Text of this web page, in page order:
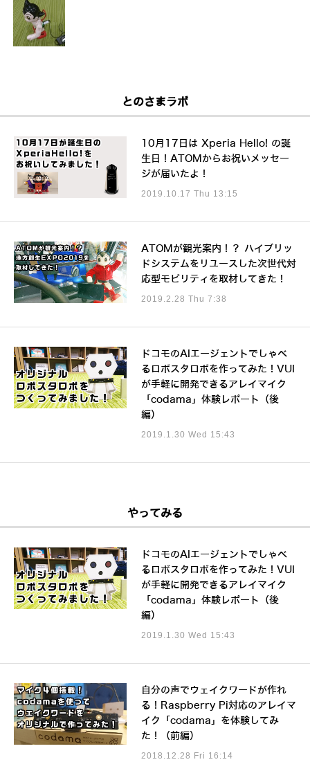
とのさまラボ
10月17日は Xperia Hello! の誕
生日！ATOMからお祝いメッセー
ジが届いたよ！
2019.10.17 Thu 13:15
ATOMが観光案内！？ ハイブリッ
ドシステムをリユースした次世代対
応型モビリティを取材してきた！
2019.2.28 Thu 7:38
ドコモのAIエージェントでしゃべ
るロボスタロボを作ってみた！VUI
が手軽に開発できるアレイマイク
「codama」体験レポート（後
編）
2019.1.30 Wed 15:43
やってみる
ドコモのAIエージェントでしゃべ
るロボスタロボを作ってみた！VUI
が手軽に開発できるアレイマイク
「codama」体験レポート（後
編）
2019.1.30 Wed 15:43
自分の声でウェイクワードが作れ
る！Raspberry Pi対応のアレイマ
イク「codama」を体験してみ
た！（前編）
2018.12.28 Fri 16:14